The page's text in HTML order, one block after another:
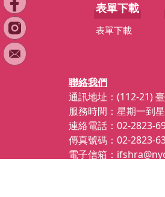
表單下載
表單下載
聯絡我們
通訊地址：(112-21)
服務時間：星期一到
連絡電話：02-2823-
傳真號碼：02-2823-
電子信箱：